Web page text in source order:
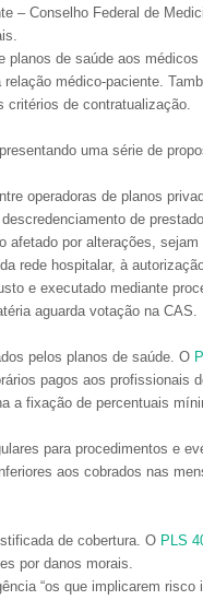
Conselho Federal de
de saúde aos
médico-paciente.
critérios de contratualização.
uma série de
operadoras de planos
de
por alterações,
rede hospitalar, à
e executado mediante
aguarda votação na CAS.
pelos planos de saúde. O
pagos aos profissionais
fixação de percentuais
para procedimentos e
aos cobrados nas
de cobertura. O PLS
por danos morais.
“os que implicarem